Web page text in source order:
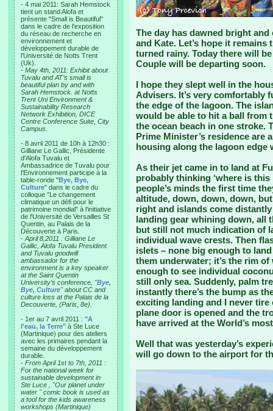
- 4 mai 2011: Sarah Hemstock
tient un stand Alofa et
présente "Small is Beautiful"
dans le cadre de l'exposition
du réseau de recherche en
environnement et
développement durable de
l'Université de Notts Trent
(Uk).
- May 4th, 2011: Exhibit about
Tuvalu and AT’s small is
beautiful plan by and with
Sarah Hemstock. at Notts
Trent Uni Environment &
Sustainability Research
Network Exhibition, DICE
Centre Conference Suite, City
Campus.
- 8 avril 2011 de 10h à 12h30 :
Gilliane Le Gallic, Présidente
d'Alofa Tuvalu et
Ambassadrice de Tuvalu pour
l'Environnement participe à la
table-ronde "Bye, Bye,
Culture" dans le cadre du
colloque "Le changement
climatique un défi pour le
patrimoine mondial" à l'initiative
de l'Université de Versailles St
Quentin, au Palais de la
Découverte à Paris.
- April 8,2011 : Gilliane Le
Gallic, Alofa Tuvalu President
and Tuvalu goodwill
ambassador for the
environment is a key speaker
at the Saint Quentin
University’s conference, "Bye,
Bye, Culture" about CC and
culture loss at the Palais de la
Decouverte, (Paris, 8e).
- 1er au 7 avril 2011 : "A
l'eau, la Terre" à Ste Luce
(Martinique) pour des ateliers
avec les primaires pendant la
semaine du développement
durable.
- From April 1st to 7th, 2011 :
For the national week for
sustainable development in
Ste Luce , "Our planet under
water " comic book is used as
a tool for the kids awareness
workshops (Martinique)
The day has dawned bright
and Kate. Let’s hope it
turned rainy. Today there will
Couple will be departing soon.
I hope they slept well in the
Advisers. It’s very comfortably
the edge of the lagoon. The
would be able to hit a ball from
the ocean beach in one stroke.
Prime Minister’s residence
housing along the lagoon
As their jet came in to land at
probably thinking ‘where is
people’s minds the first time
altitude, down, down, down,
right and islands come
landing gear whining down, all
but still not much indication of
individual wave crests. Then
islets – none big enough to
them underwater; it’s the rim
enough to see individual
still only sea. Suddenly, palm
instantly there’s the bump as
exciting landing and I never tire
plane door is opened and the
have arrived at the World’s
Well that was yesterday’s
will go down to the airport for